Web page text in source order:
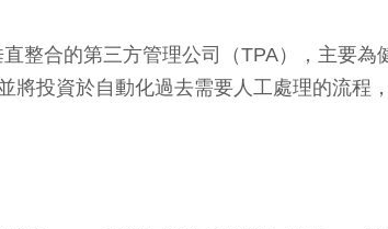
整合的第三方管理公司（TPA），主要
投資於自動化過去需要人工處理的流程